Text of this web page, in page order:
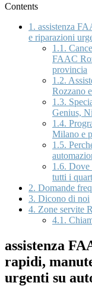
Contents
1. assistenza
e riparazioni
1.1.
FAAC
provincia
1.2.
Rozzano
1.3.
Genius,
1.4.
Milano e
1.5.
1.6. Dove
tutti i
2. Domande
3. Dicono di noi
4. Zone servite
4.1.
assistenza
rapidi,
urgenti su